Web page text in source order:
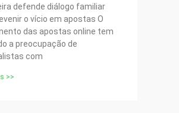
defende diálogo familiar
o vício em apostas O
das apostas online tem
a preocupação de
com
>>